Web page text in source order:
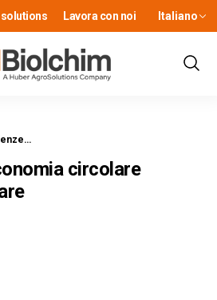
Lavora con noi Italiano
Show
circolare